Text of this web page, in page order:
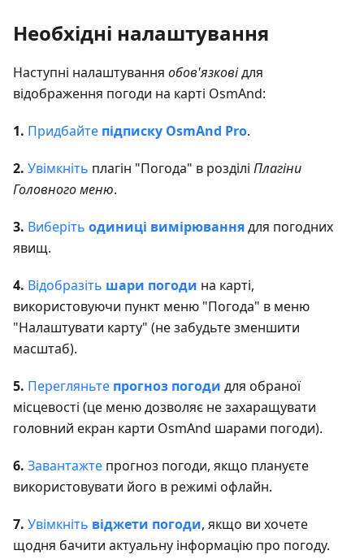
Необхідні налаштування
Наступні налаштування обов'язковідля
відображення погоди на карті OsmAnd:
1. Придбайте підписку OsmAnd Pro.
2. Увімкніть плагін "Погода" в розділі Плагіни
Головного меню.
3. Виберіть одиниці вимірюваннядля погодних
явищ.
4. Відобразіть шари погоди на карті,
використовуючи пункт меню "Погода" в меню
"Налаштувати карту" (не забудьте зменшити
масштаб).
5. Перегляньте прогноз погоди для обраної
місцевості (це меню дозволяє не захаращувати
головний екран карти OsmAnd шарами погоди).
6. Завантажте прогноз погоди, якщо плануєте
використовувати його в режимі офлайн.
7. Увімкніть віджети погоди, якщо ви хочете
щодня бачити актуальну інформацію про погоду.